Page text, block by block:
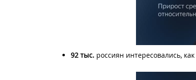
92 тыс. россиян интересовались, как